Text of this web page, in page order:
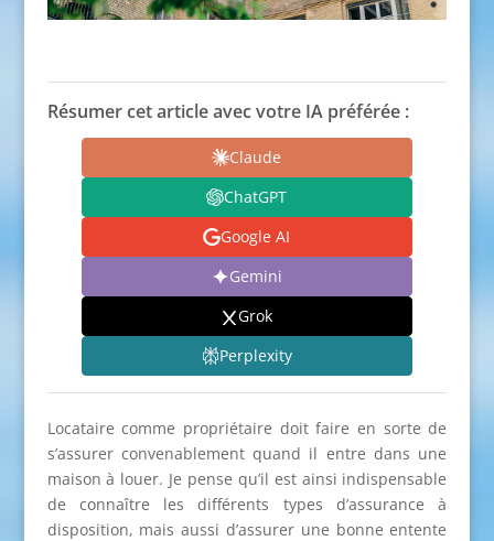
Résumer cet article avec votre IA préférée :
Claude
ChatGPT
Google AI
Gemini
Grok
Perplexity
Locataire comme propriétaire doit faire en sorte de
s’assurer convenablement quand il entre dans une
maison à louer. Je pense qu’il est ainsi indispensable
de connaître les différents types d’assurance à
disposition, mais aussi d’assurer une bonne entente